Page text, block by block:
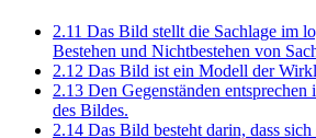
2.11 Das Bild stellt die Sachlage im
Bestehen und Nichtbestehen von
2.12 Das Bild ist ein Modell der
2.13 Den Gegenständen
des Bildes.
2.14 Das Bild besteht darin, dass